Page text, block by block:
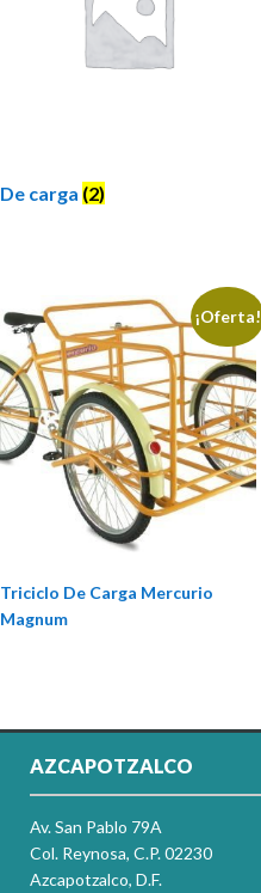
De carga (2)
¡Oferta!
Triciclo De Carga Mercurio
Magnum
AZCAPOTZALCO
Av. San Pablo 79A
Col. Reynosa, C.P. 02230
Azcapotzalco, D.F.